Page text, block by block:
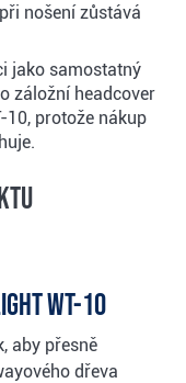
nošení zůstává
jako samostatný
záložní headcover
10, protože nákup
WT-10
aby přesně
dřeva